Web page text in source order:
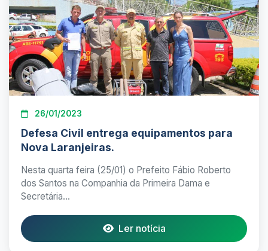
26/01/2023
Defesa Civil entrega equipamentos para
Nova Laranjeiras.
Nesta quarta feira (25/01) o Prefeito Fábio Roberto
dos Santos na Companhia da Primeira Dama e
Secretária...
Ler notícia